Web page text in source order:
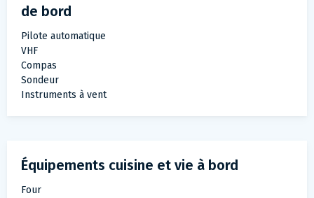
de bord
Pilote automatique
VHF
Compas
Sondeur
Instruments à vent
Équipements cuisine et vie à bord
Four